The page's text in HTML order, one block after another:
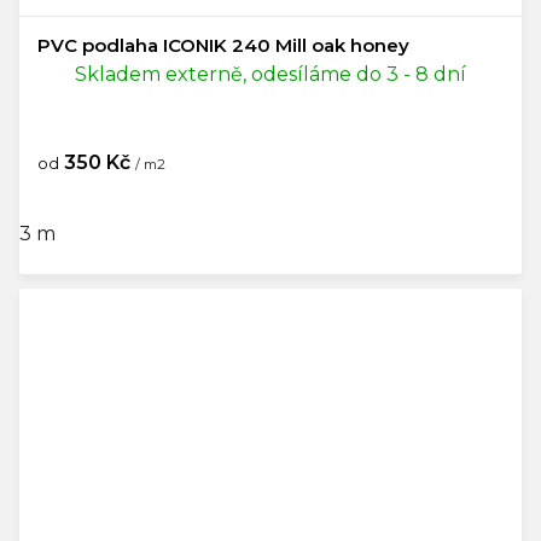
PVC podlaha ICONIK 240 Mill oak honey
Skladem externě, odesíláme do 3 - 8 dní
od 350 Kč / m2
3 m